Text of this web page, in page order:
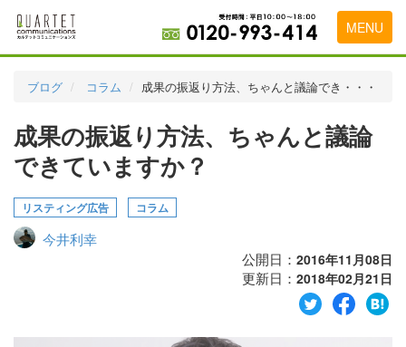
MENU
実績・お客様の声
初めて導入をお考えの方
代理店の乗り換えをお考えの方
会社概要
ブログ コラム 成果の振返り方法、ちゃんと議論でき・・・
成果の振返り方法、ちゃんと議論
できていますか？
リスティング広告 コラム
今井利幸
公開日： 2016年11月08日
更新日： 2018年02月21日